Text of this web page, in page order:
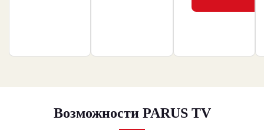
Возможности PARUS TV